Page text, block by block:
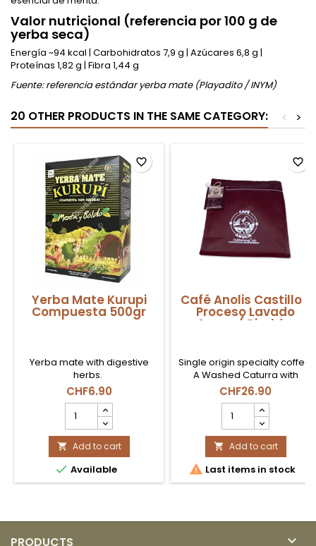
Valor nutricional (referencia por 100 g de
yerba seca)
Energía ~94 kcal | Carbohidratos 7,9 g | Azúcares 6,8 g |
Proteínas 1,82 g | Fibra 1,44 g
Fuente: referencia estándar yerba mate (Playadito / INYM)
20 OTHER PRODUCTS IN THE SAME CATEGORY: >
<
Yerba Mate Kurupi
Compuesta 500gr
Yerba mate with digestive
herbs.
CHF6.90
Mate
Kurupi
Compuesta
500gr
product
quantity
 Add to cart
 Available
favorite_border
Café Anolis Castillo -
Proceso Lavado
Suave (Giraldo,
Single origin specialty coffee.
A Washed Caturra with
"Medium Toasting" specifies
that it highlights its natural
acidity and its citrus and floral
notes. The perfect option for
those looking for a clean and
aromatic cup.
CHF26.90
Anolis
Castillo
-
Proceso
Lavado
Suave
-
 Add to cart
 Last items in stock
favorite_border
PRODUCTS 